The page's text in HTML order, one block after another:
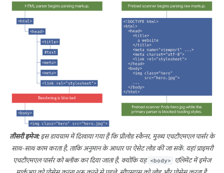
तीसरी इमेज:इस डायग्राम में दिखाया गया है कि प्रीलोड स्कैनर, मुख्य एचटीएमएल पार्सर के
साथ-साथ काम करता है, ताकि अनुमान के आधार पर ऐसेट लोड की जा सकें. यहां प्राइमरी
एचटीएमएल पार्सर को ब्लॉक कर दिया जाता है, क्योंकि यह <body> एलिमेंट में इमेज